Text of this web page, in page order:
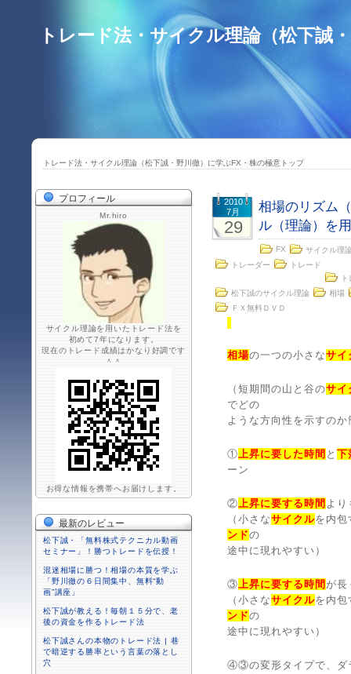
トレード法・サイクル理論（松下誠
トレード法・サイクル理論（松下誠・野川徹）に学ぶFX・株の極意トップ
2010
7月
29
相場のリズム
ル（理論）を
FX
サイクル理
トレーダー
トレード
松下誠のサイクル理論
相場
ＦＸ無料ＤＶＤ
相場の一つの小さなサイ
（短期間の山と谷のサイ
でどの
ような方向性を示すの
①上昇に要した時間 と 下
ーン
②上昇に要する時間 より
（小さなサイクルを内包
ンドの
途中に現れやすい）
③上昇に要する時間 が長
（小さなサイクルを内包
ンドの
途中に現れやすい）
④③の変形タイプで、ダ
プロフィール
Mr.hiro
サイクル理論を用いたトレード法を
初めて7年になります。
現在のトレード成績はかなり好調です
＾＾
お得な情報を携帯へお届けします。
最新のレビュー
松下誠・「無料株式テクニカル動画
セミナー」！勝つトレードを伝授！
混迷相場に勝つ！相場の本質を学ぶ
「野川徹の６日間集中、無料“動
画”講座」
松下誠が教える！毎朝１５分で、老
後の資金を作るトレード法
松下誠さんの本物のトレード法 | 巷
で暗逆する勝率という言葉の落とし
穴